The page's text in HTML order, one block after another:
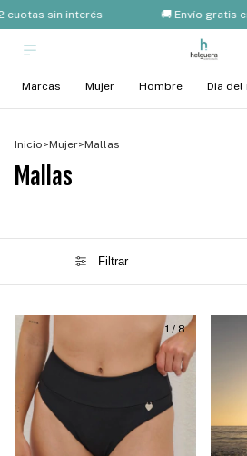
sin interés 🚚 Envío gratis en
Marcas Mujer Hombre Dia del
Inicio>Mujer>Mallas
Mallas
Filtrar
1 / 8